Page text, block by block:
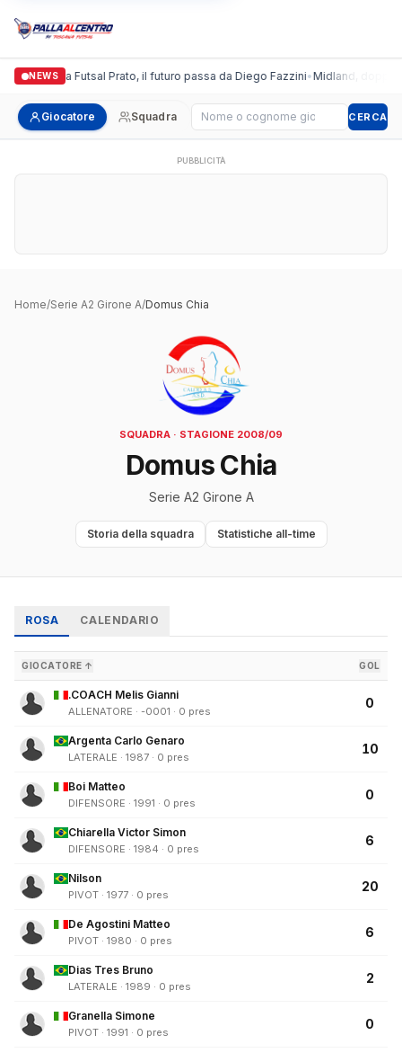
NEWS
Italgronda Futsal Prato, il futuro passa da Diego Fazzini•Midland, doppio
Giocatore Squadra Cerca giocatore CERCA
PUBBLICITÀ
Home/Serie A2 Girone A/Domus Chia
SQUADRA · STAGIONE 2008/09
Domus Chia
Serie A2 Girone A
Storia della squadra Statistiche all-time
ROSA CALENDARIO
GIOCATORE ↑ GOL
.COACH Melis Gianni
ALLENATORE · -0001 · 0 pres
0
Argenta Carlo Genaro
LATERALE · 1987 · 0 pres
10
Boi Matteo
DIFENSORE · 1991 · 0 pres
0
Chiarella Victor Simon
DIFENSORE · 1984 · 0 pres
6
Nilson
PIVOT · 1977 · 0 pres
20
De Agostini Matteo
PIVOT · 1980 · 0 pres
6
Dias Tres Bruno
LATERALE · 1989 · 0 pres
2
Granella Simone
PIVOT · 1991 · 0 pres
0